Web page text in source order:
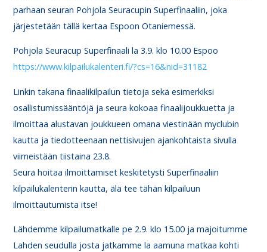
parhaan seuran Pohjola Seuracupin Superfinaaliin, joka
järjestetään tällä kertaa Espoon Otaniemessä.
Pohjola Seuracup Superfinaali la 3.9. klo 10.00 Espoo
https://www.kilpailukalenteri.fi/?cs=16&nid=31182
Linkin takana finaalikilpailun tietoja sekä esimerkiksi
osallistumissääntöjä ja seura kokoaa finaalijoukkuetta ja
ilmoittaa alustavan joukkueen omana viestinään myclubin
kautta ja tiedotteenaan nettisivujen ajankohtaista sivulla
viimeistään tiistaina 23.8.
Seura hoitaa ilmoittamiset keskitetysti Superfinaaliin
kilpailukalenterin kautta, älä tee tähän kilpailuun
ilmoittautumista itse!
Lähdemme kilpailumatkalle pe 2.9. klo 15.00 ja majoitumme
Lahden seudulla josta jatkamme la aamuna matkaa kohti